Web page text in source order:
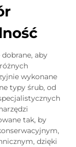
aby
wykonane
typy śrub, od
tak, by
dzięki